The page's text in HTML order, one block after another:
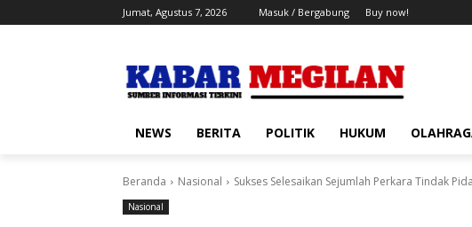
Jumat, Agustus 7, 2026 Masuk / Bergabung Buy now!
NEWS BERITA POLITIK HUKUM
Beranda Nasional Sukses Selesaikan Sejumlah Perkara Tindak
Nasional